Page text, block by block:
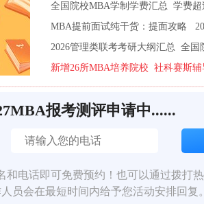
全国院校MBA学制学费汇总 学费超
MBA提前面试纯干货：提面攻略
2026管理类联考考研大纲汇总 全国
新增26所MBA培养院校 社科赛斯
报考测评申请中......
和电话即可免费预约！也可以通过拨打
员会在最短时间内给予您活动安排回复。